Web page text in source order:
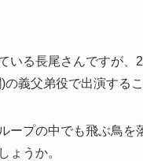
いる長尾さんですが
義父弟役で出演する
ープの中でも飛ぶ鳥
ょうか。